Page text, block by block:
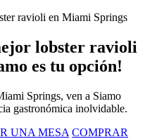
ravioli en Miami Springs
lobster ravioli
es tu opción!
Springs, ven a Siamo
gastronómica inolvidable.
UNA MESA COMPRAR